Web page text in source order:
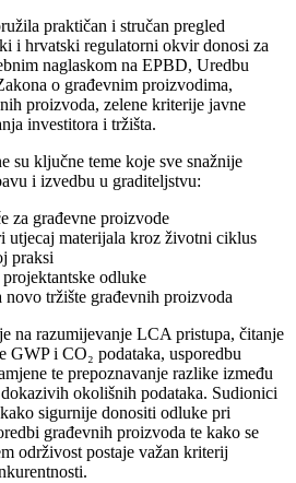
praktičan i stručan pregled
i hrvatski regulatorni okvir donosi za
naglaskom na EPBD, Uredbu
o građevnim proizvodima,
proizvoda, zelene kriterije javne
investitora i tržišta.
su ključne teme koje sve snažnije
i izvedbu u graditeljstvu:
za građevne proizvode
utjecaj materijala kroz životni ciklus
praksi
odluke
novo tržište građevnih proizvoda
na razumijevanje LCA pristupa, čitanje
GWP i CO₂ podataka, usporedbu
te prepoznavanje razlike između
okolišnih podataka. Sudionici
sigurnije donositi odluke pri
građevnih proizvoda te kako se
održivost postaje važan kriterij